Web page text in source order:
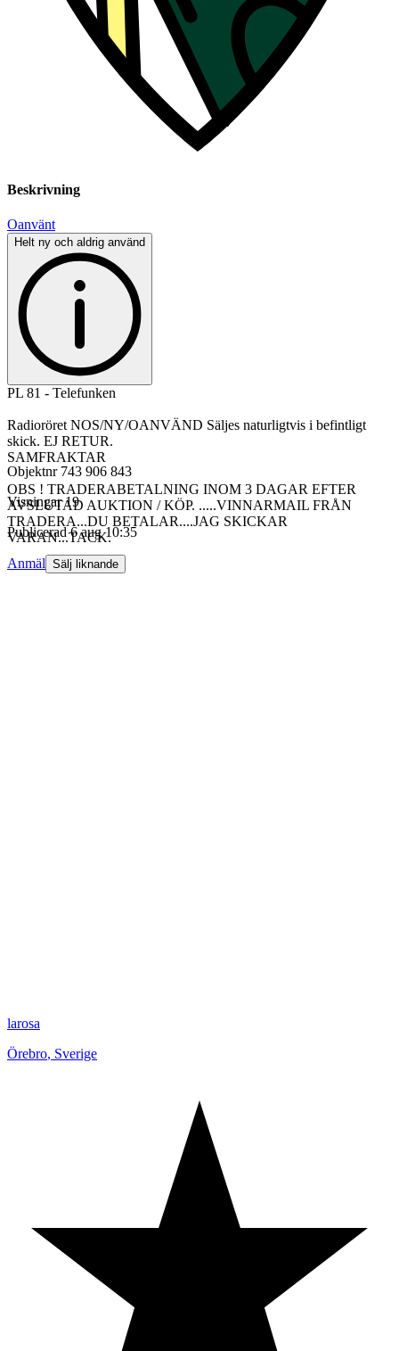
Beskrivning
Oanvänt
Helt ny och aldrig använd
PL 81 - Telefunken
Radioröret NOS/NY/OANVÄND Säljes naturligtvis i befintligt
skick. EJ RETUR.
SAMFRAKTAR
OBS ! TRADERABETALNING INOM 3 DAGAR EFTER
AVSLUTAD AUKTION / KÖP. .....VINNARMAIL FRÅN
TRADERA...DU BETALAR....JAG SKICKAR
VARAN...TACK.
Objektnr 743 906 843
Visningar 19
Publicerad 6 aug 10:35
Anmäl Sälj liknande
larosa
Örebro, Sverige